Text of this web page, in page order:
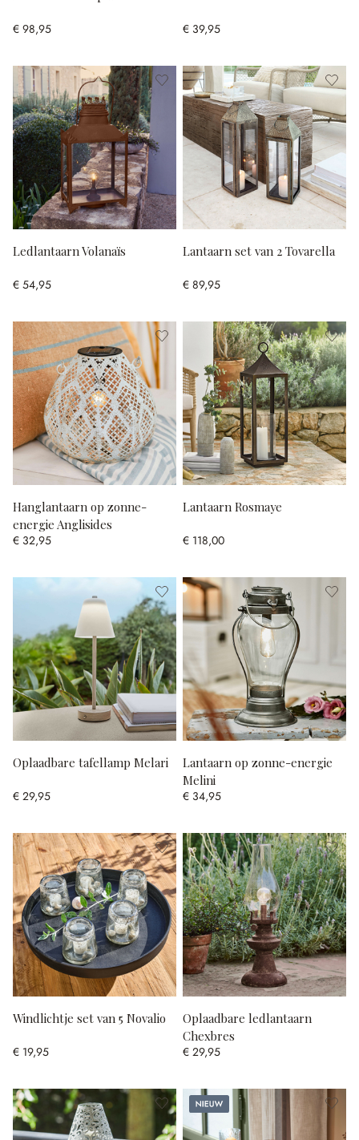
€ 98,95 € 39,95
Ledlantaarn Volanaïs
€ 54,95
Lantaarn set van 2 Tovarella
€ 89,95
Hanglantaarn op zonne-
energie Anglisides
€ 32,95
Lantaarn Rosmaye
€ 118,00
Oplaadbare tafellamp Melari
€ 29,95
Lantaarn op zonne-energie
Melini
€ 34,95
Windlichtje set van 5 Novalio
€ 19,95
Oplaadbare ledlantaarn
Chexbres
€ 29,95
Nieuw